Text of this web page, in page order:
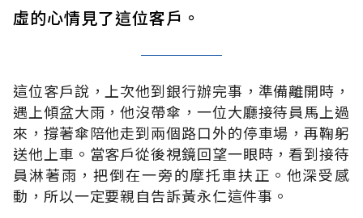
虛的心情見了這位客戶。
這位客戶說，上次他到銀行辦完事，準備離開時，
遇上傾盆大雨，他沒帶傘，一位大廳接待員馬上過
來，撐著傘陪他走到兩個路口外的停車場，再鞠躬
送他上車。當客戶從後視鏡回望一眼時，看到接待
員淋著雨，把倒在一旁的摩托車扶正。他深受感
動，所以一定要親自告訴黃永仁這件事。